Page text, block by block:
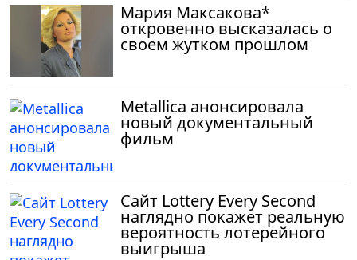
Мария Максакова*
откровенно высказалась о
своем жутком прошлом
Metallica анонсировала
новый документальный
фильм
Сайт Lottery Every Second
наглядно покажет реальную
вероятность лотерейного
выигрыша